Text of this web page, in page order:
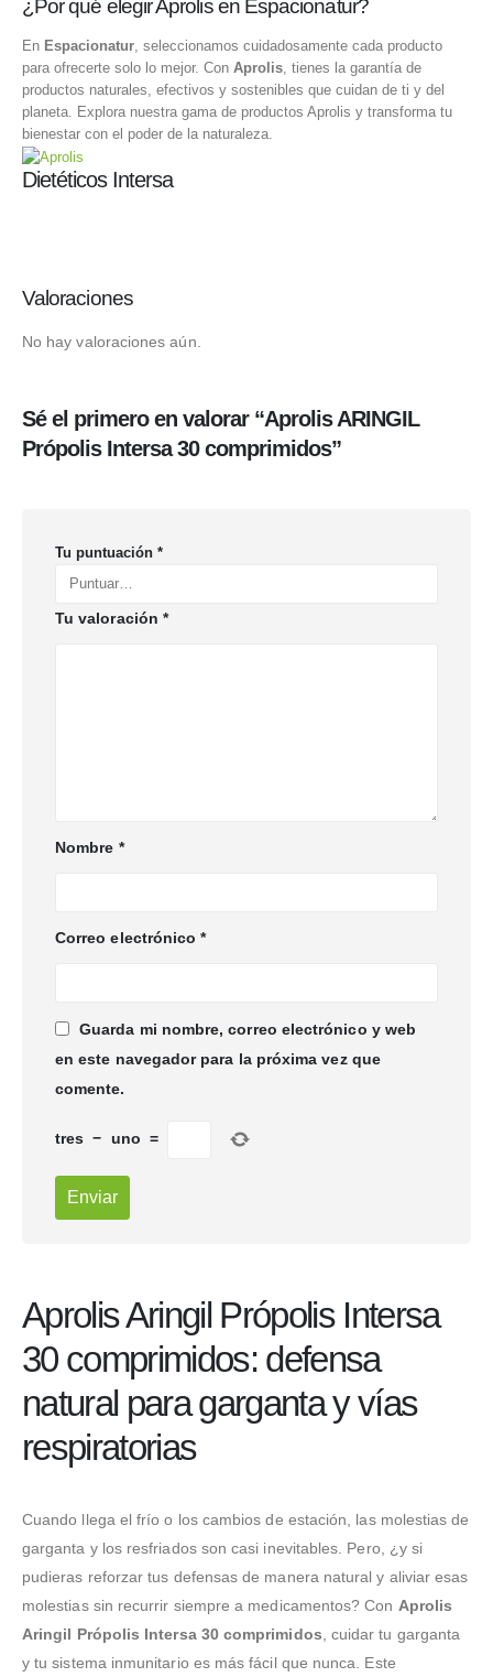
¿Por qué elegir Aprolis en Espacionatur?
En Espacionatur, seleccionamos cuidadosamente cada producto
para ofrecerte solo lo mejor. Con Aprolis, tienes la garantía de
productos naturales, efectivos y sostenibles que cuidan de ti y del
planeta. Explora nuestra gama de productos Aprolis y transforma tu
bienestar con el poder de la naturaleza.
Dietéticos Intersa
Valoraciones
No hay valoraciones aún.
Sé el primero en valorar “Aprolis ARINGIL
Própolis Intersa 30 comprimidos”
Tu puntuación *
Tu valoración *
Nombre *
Correo electrónico*
Guarda mi nombre, correo electrónico y web
en este navegador para la próxima vez que
comente.
tres − uno =
Aprolis Aringil Própolis Intersa
30 comprimidos: defensa
natural para garganta y vías
respiratorias
Cuando llega el frío o los cambios de estación, las molestias de
garganta y los resfriados son casi inevitables. Pero, ¿y si
pudieras reforzar tus defensas de manera natural y aliviar esas
molestias sin recurrir siempre a medicamentos? Con Aprolis
Aringil Própolis Intersa 30 comprimidos , cuidar tu garganta
y tu sistema inmunitario es más fácil que nunca. Este